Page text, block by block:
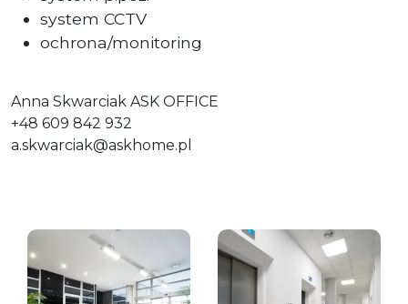
system CCTV
ochrona/monitoring
Anna Skwarciak ASK OFFICE
+48 609 842 932
a.skwarciak@askhome.pl